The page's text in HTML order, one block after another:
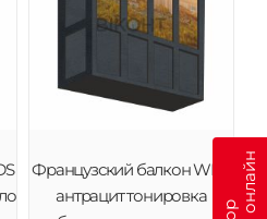
Французский балкон WDS
антрацит тонировка